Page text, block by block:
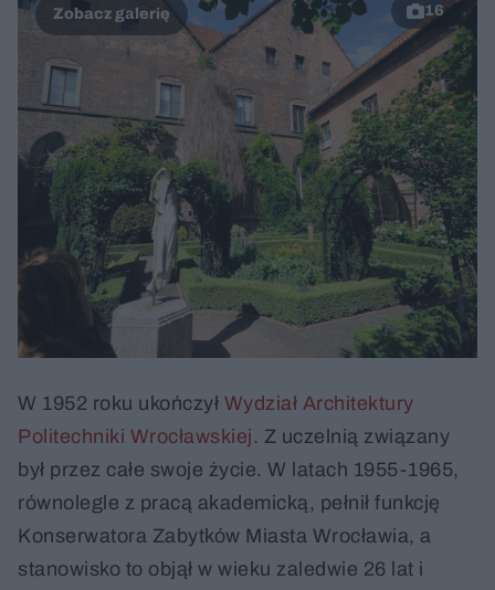
16
W 1952 roku ukończył Wydział Architektury
Politechniki Wrocławskiej . Z uczelnią związany
był przez całe swoje życie. W latach 1955-1965,
równolegle z pracą akademicką, pełnił funkcję
Konserwatora Zabytków Miasta Wrocławia, a
stanowisko to objął w wieku zaledwie 26 lat i